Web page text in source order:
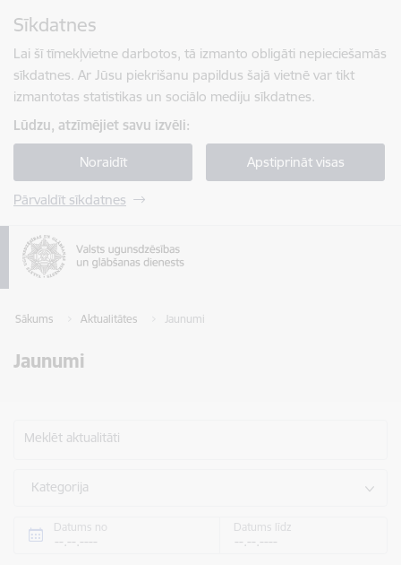
Sīkdatnes
Lai šī tīmekļvietne darbotos, tā izmanto obligāti nepieciešamās
sīkdatnes. Ar Jūsu piekrišanu papildus šajā vietnē var tikt
izmantotas statistikas un sociālo mediju sīkdatnes.
Lūdzu, atzīmējiet savu izvēli:
Noraidīt Apstiprināt visas
Pārvaldīt sīkdatnes
Sākums Aktualitātes Jaunumi
Jaunumi
Meklēt aktualitāti
Kategorija
Datums no Datums līdz